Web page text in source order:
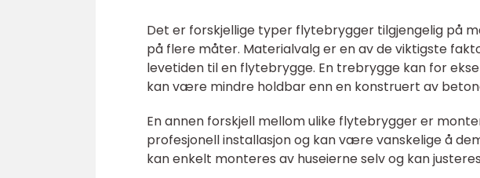
Det er forskjellige typer flytebrygger tilgjengelig på
på flere måter. Materialvalg er en av de viktigste
levetiden til en flytebrygge. En trebrygge kan for
kan være mindre holdbar enn en konstruert av
En annen forskjell mellom ulike flytebrygger er
profesjonell installasjon og kan være vanskelige å
kan enkelt monteres av huseierne selv og kan